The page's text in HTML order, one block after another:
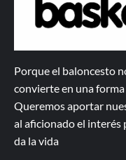
Porque el baloncesto
convierte en una forma
Queremos aportar
al aficionado el interés
da la vida